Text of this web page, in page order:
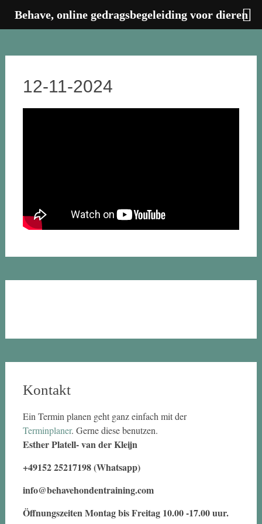
12-11-2024
Kontakt
Ein Termin planen geht ganz einfach mit der
Terminplaner. Gerne diese benutzen.
Esther Platell- van der Kleijn
+49152 25217198 (Whatsapp)
info@behavehondentraining.com
Öffnungszeiten Montag bis Freitag 10.00 -17.00 uur.
Behave, online gedragsbegeleiding voor dieren